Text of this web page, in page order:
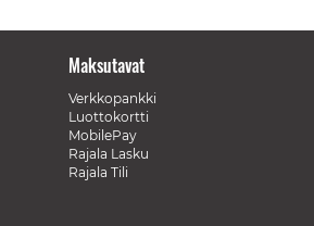
Maksutavat
Verkkopankki
Luottokortti
MobilePay
Rajala Lasku
Rajala Tili